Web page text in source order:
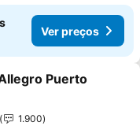
Ver preços
aos favoritos
Puerto
1.900